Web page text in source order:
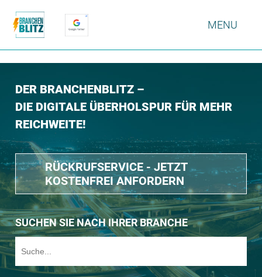
MENU
DER BRANCHENBLITZ –
DIE DIGITALE ÜBERHOLSPUR FÜR MEHR
REICHWEITE!
RÜCKRUFSERVICE - JETZT
KOSTENFREI ANFORDERN
SUCHEN SIE NACH IHRER BRANCHE